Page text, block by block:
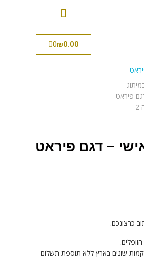
₪0.00
0
– דגם פיראט
כרצונכם.
שונים בארץ ללא תוספת תשלום